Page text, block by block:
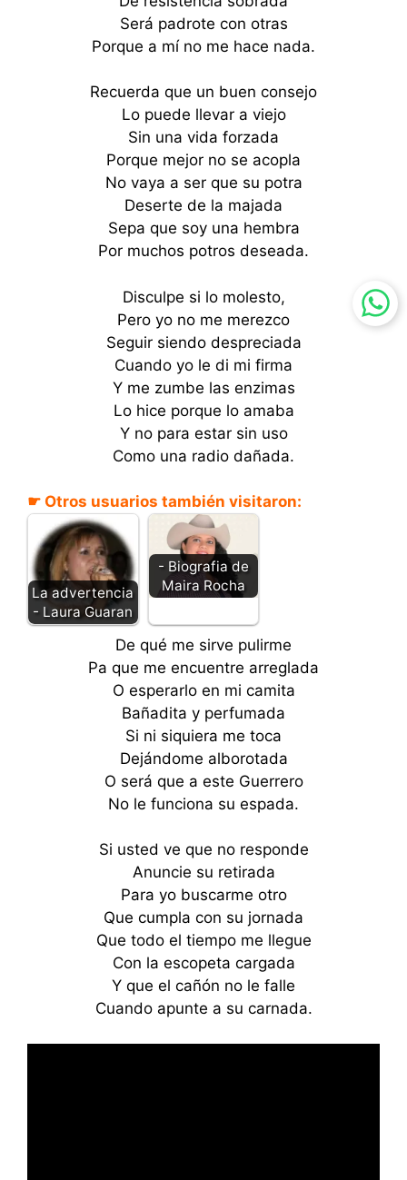
Será padrote con otras
Porque a mí no me hace nada.
Recuerda que un buen consejo
Lo puede llevar a viejo
Sin una vida forzada
Porque mejor no se acopla
No vaya a ser que su potra
Deserte de la majada
Sepa que soy una hembra
Por muchos potros deseada.
Disculpe si lo molesto,
Pero yo no me merezco
Seguir siendo despreciada
Cuando yo le di mi firma
Y me zumbe las enzimas
Lo hice porque lo amaba
Y no para estar sin uso
Como una radio dañada.
☛ Otros usuarios también visitaron:
La advertencia
- Laura Guaran
- Biografia de
Maira Rocha
De qué me sirve pulirme
Pa que me encuentre arreglada
O esperarlo en mi camita
Bañadita y perfumada
Si ni siquiera me toca
Dejándome alborotada
O será que a este Guerrero
No le funciona su espada.
Si usted ve que no responde
Anuncie su retirada
Para yo buscarme otro
Que cumpla con su jornada
Que todo el tiempo me llegue
Con la escopeta cargada
Y que el cañón no le falle
Cuando apunte a su carnada.